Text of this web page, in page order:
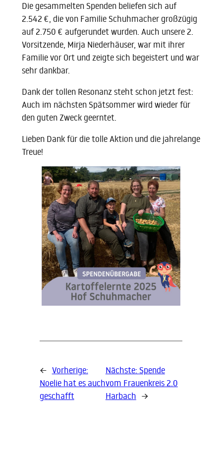
Die gesammelten Spenden beliefen sich auf
2.542 €, die von Familie Schuhmacher großzügig
auf 2.750 € aufgerundet wurden. Auch unsere 2.
Vorsitzende, Mirja Niederhäuser, war mit ihrer
Familie vor Ort und zeigte sich begeistert und war
sehr dankbar.
Dank der tollen Resonanz steht schon jetzt fest:
Auch im nächsten Spätsommer wird wieder für
den guten Zweck geerntet.
Lieben Dank für die tolle Aktion und die jahrelange
Treue!
← Vorherige:
Noelie hat es auch
geschafft
Nächste: Spende
vom Frauenkreis 2.0
Harbach →